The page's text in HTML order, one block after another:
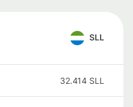
SLL
32.414 SLL